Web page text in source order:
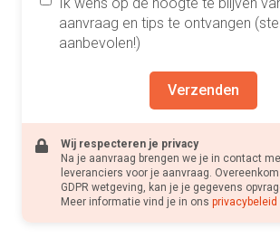
Ik wens op de hoogte te blijven
aanvraag en tips te ontvangen
aanbevolen!)
Verzenden
Wij respecteren je privacy
Na je aanvraag brengen we je in contact
leveranciers voor je aanvraag.
GDPR wetgeving, kan je je gegevens
Meer informatie vind je in ons privacybeleid